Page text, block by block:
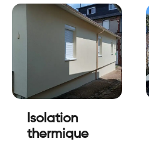
Isolation
thermique